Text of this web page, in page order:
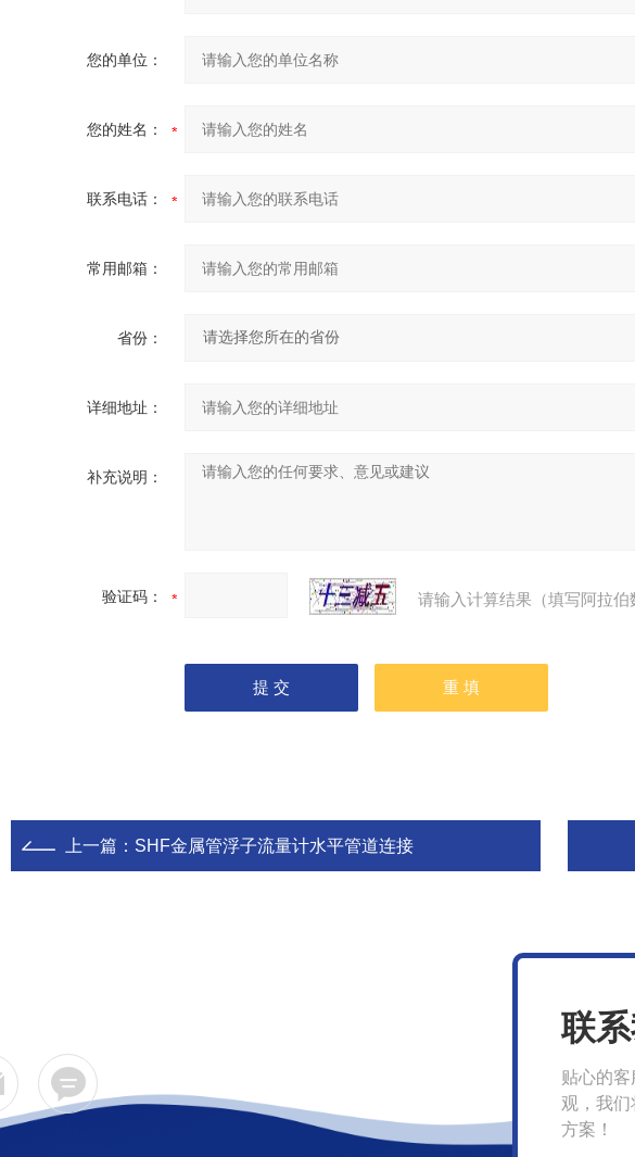
您的单位：
您的姓名：
联系电话：
常用邮箱：
省份：
详细地址：
补充说明：
验证码： 请输入计算结果（填写阿拉
上一篇： SHF金属管浮子流量计水平管道连接
联
贴心的
观，我
方案！